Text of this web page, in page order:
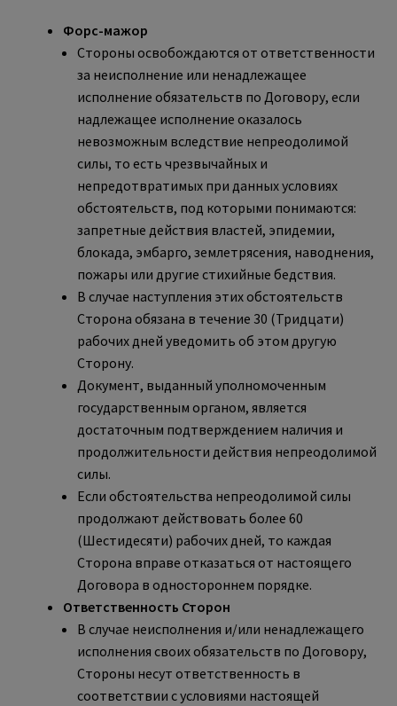
Форс-мажор
Стороны освобождаются от ответственности
за неисполнение или ненадлежащее
исполнение обязательств по Договору, если
надлежащее исполнение оказалось
невозможным вследствие непреодолимой
силы, то есть чрезвычайных и
непредотвратимых при данных условиях
обстоятельств, под которыми понимаются:
запретные действия властей, эпидемии,
блокада, эмбарго, землетрясения, наводнения,
пожары или другие стихийные бедствия.
В случае наступления этих обстоятельств
Сторона обязана в течение 30 (Тридцати)
рабочих дней уведомить об этом другую
Сторону.
Документ, выданный уполномоченным
государственным органом, является
достаточным подтверждением наличия и
продолжительности действия непреодолимой
силы.
Если обстоятельства непреодолимой силы
продолжают действовать более 60
(Шестидесяти) рабочих дней, то каждая
Сторона вправе отказаться от настоящего
Договора в одностороннем порядке.
Ответственность Сторон
В случае неисполнения и/или ненадлежащего
исполнения своих обязательств по Договору,
Стороны несут ответственность в
соответствии с условиями настоящей